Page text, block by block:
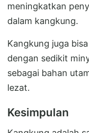
meningkatkan
dalam kangkung.
Kangkung juga
dengan sedikit
sebagai bahan
lezat.
Kesimpulan